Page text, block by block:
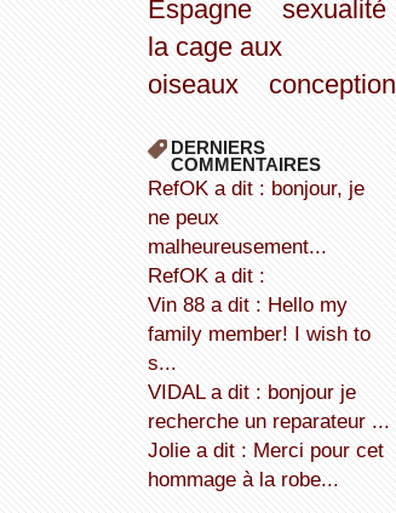
Espagne
sexualité
la cage aux
oiseaux
conception
DERNIERS
COMMENTAIRES
refOK a dit : bonjour, je
ne peux
malheureusement...
refOK a dit :
Vin 88 a dit : Hello my
family member! I wish to
s...
VIDAL a dit : bonjour je
recherche un reparateur ...
Jolie a dit : Merci pour cet
hommage à la robe...